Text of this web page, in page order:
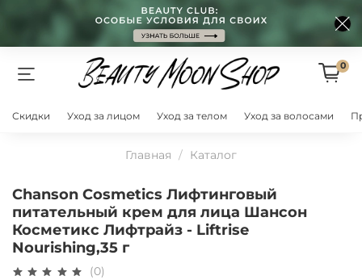
0
Скидки Уход за лицом Уход за телом Уход за волосами
Главная Каталог
Chanson Cosmetics Лифтинговый
питательный крем для лица Шансон
Косметикс Лифтрайз - Liftrise
Nourishing,35 г
(0)